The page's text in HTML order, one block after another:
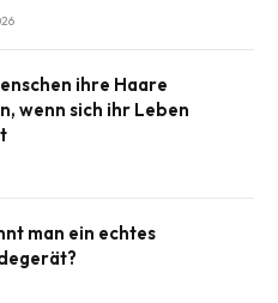
ihre Haare
wenn sich ihr Leben
man ein echtes